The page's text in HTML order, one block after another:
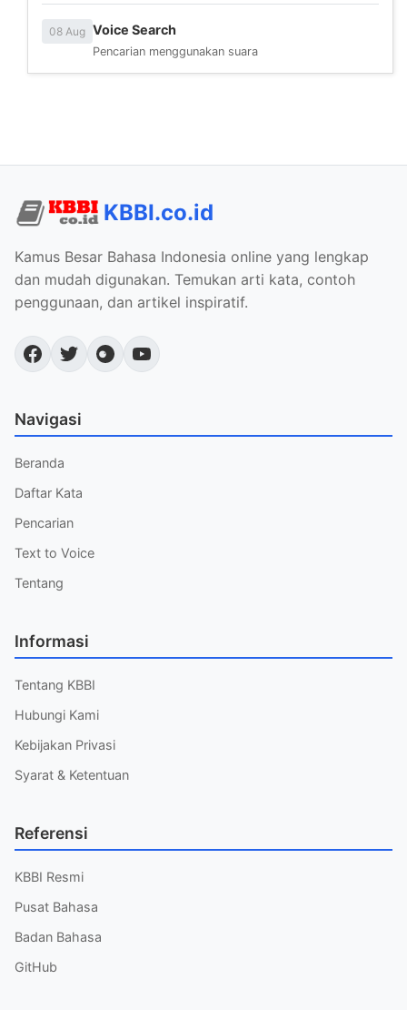
08 Aug Voice Search
Pencarian menggunakan suara
KBBI.co.id
Kamus Besar Bahasa Indonesia online yang lengkap
dan mudah digunakan. Temukan arti kata, contoh
penggunaan, dan artikel inspiratif.
Navigasi
Beranda
Daftar Kata
Pencarian
Text to Voice
Tentang
Informasi
Tentang KBBI
Hubungi Kami
Kebijakan Privasi
Syarat & Ketentuan
Referensi
KBBI Resmi
Pusat Bahasa
Badan Bahasa
GitHub